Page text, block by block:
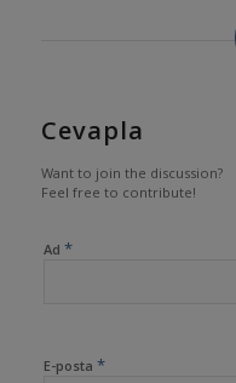
Cevapla
Want to join the discussion?
Feel free to contribute!
Ad *
E-posta *